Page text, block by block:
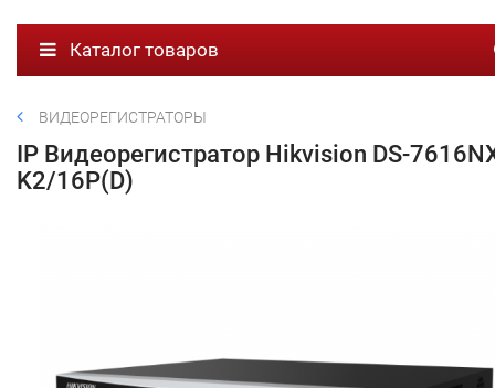
Каталог товаров
ВИДЕОРЕГИСТРАТОРЫ
IP Видеорегистратор Hikvision DS-
K2/16P(D)